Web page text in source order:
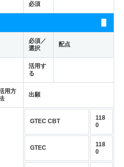
必須
必須／
選択
配点
活用す
る
用方
出願
GTEC CBT
118
0
GTEC
118
0